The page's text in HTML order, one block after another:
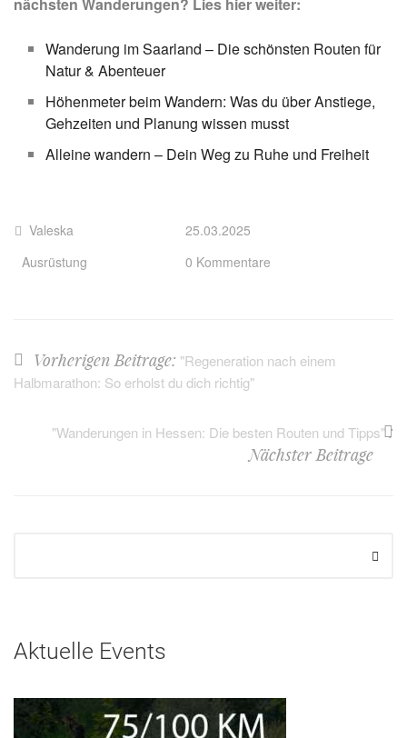
nächsten Wanderungen? Lies hier weiter:
Wanderung im Saarland – Die schönsten Routen für
Natur & Abenteuer
Höhenmeter beim Wandern: Was du über Anstiege,
Gehzeiten und Planung wissen musst
Alleine wandern – Dein Weg zu Ruhe und Freiheit
Valeska
Ausrüstung
25.03.2025
0 Kommentare
Vorherigen Beitrage: "Regeneration nach einem
Halbmarathon: So erholst du dich richtig"
"Wanderungen in Hessen: Die besten Routen und Tipps":
Nächster Beitrage
Aktuelle Events